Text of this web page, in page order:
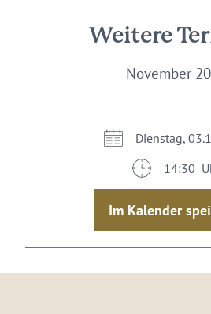
Weitere
November
Dienstag,
14:30
Im Kalender